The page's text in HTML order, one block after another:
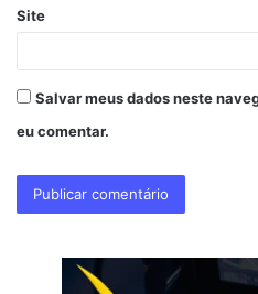
Site
Salvar meus dados neste
eu comentar.